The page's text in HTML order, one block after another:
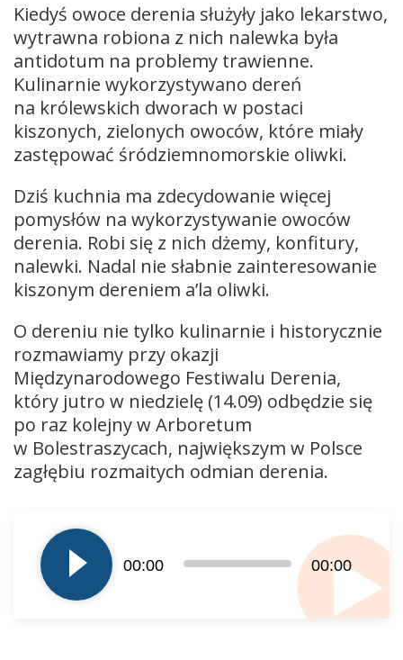
Kiedyś owoce derenia służyły jako lekarstwo,
wytrawna robiona z nich nalewka była
antidotum na problemy trawienne.
Kulinarnie wykorzystywano dereń
na królewskich dworach w postaci
kiszonych, zielonych owoców, które miały
zastępować śródziemnomorskie oliwki.
Dziś kuchnia ma zdecydowanie więcej
pomysłów na wykorzystywanie owoców
derenia. Robi się z nich dżemy, konfitury,
nalewki. Nadal nie słabnie zainteresowanie
kiszonym dereniem a’la oliwki.
O dereniu nie tylko kulinarnie i historycznie
rozmawiamy przy okazji
Międzynarodowego Festiwalu Derenia,
który jutro w niedzielę (14.09) odbędzie się
po raz kolejny w Arboretum
w Bolestraszycach, największym w Polsce
zagłębiu rozmaitych odmian derenia.
plików
dźwiękowych
00:00 00:00